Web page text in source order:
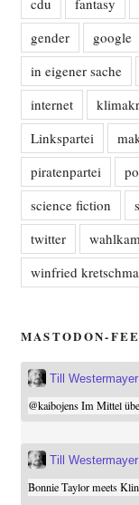
gender
google
in eigener sache
internet
Linkspartei
piratenpartei
science fiction
twitter
winfried
MASTODON-
Till Westermayer
@kaibojensIm Mittel
Till Westermayer
Bonnie Taylor meets